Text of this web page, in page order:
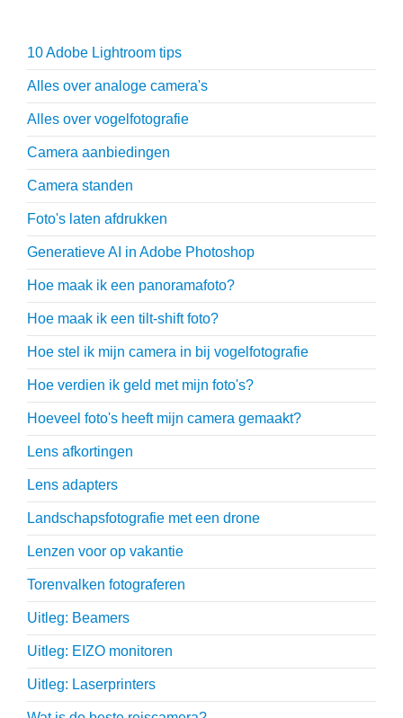
10 Adobe Lightroom tips
Alles over analoge camera's
Alles over vogelfotografie
Camera aanbiedingen
Camera standen
Foto's laten afdrukken
Generatieve AI in Adobe Photoshop
Hoe maak ik een panoramafoto?
Hoe maak ik een tilt-shift foto?
Hoe stel ik mijn camera in bij vogelfotografie
Hoe verdien ik geld met mijn foto's?
Hoeveel foto's heeft mijn camera gemaakt?
Lens afkortingen
Lens adapters
Landschapsfotografie met een drone
Lenzen voor op vakantie
Torenvalken fotograferen
Uitleg: Beamers
Uitleg: EIZO monitoren
Uitleg: Laserprinters